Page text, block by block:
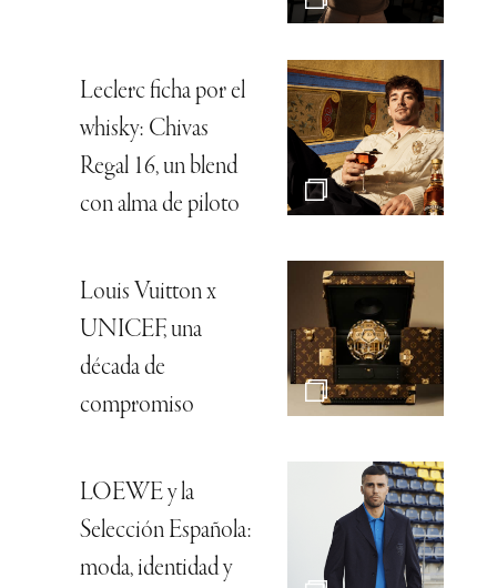
Leclerc ficha por el
whisky: Chivas
Regal 16, un blend
con alma de piloto
Louis Vuitton x
UNICEF, una
década de
compromiso
LOEWE y la
Selección Española:
moda, identidad y